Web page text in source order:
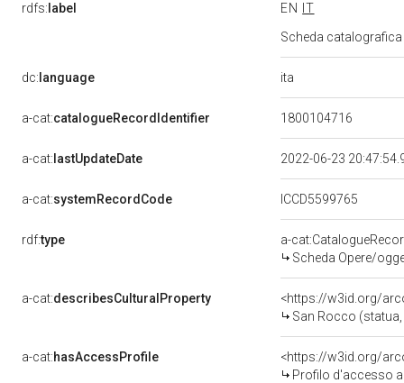
rdfs: label EN
IT
Scheda
dc: language ita
a-cat:catalogueRecordIdentifier 1800104716
a-cat: lastUpdateDate 2022-06-23
a-cat:systemRecordCode ICCD5599765
rdf:type
a-
Scheda Opere/
a-cat:describesCulturalProperty
<https://w3id.org/
San Rocco
a-cat:hasAccessProfile
<https://w3id.org/
Profilo d'accesso